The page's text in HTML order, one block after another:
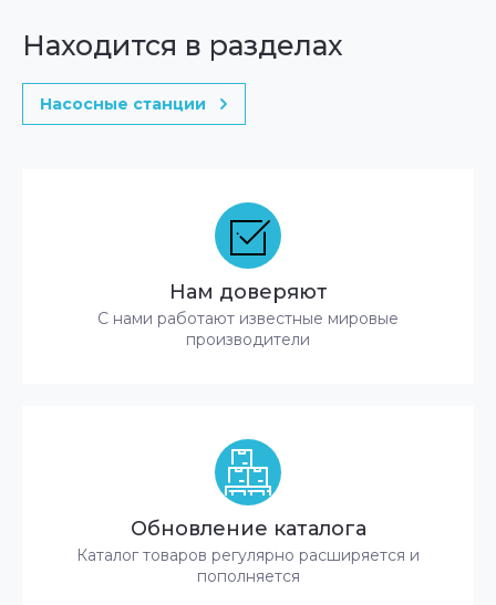
Находится в разделах
Насосные станции
Нам доверяют
С нами работают известные мировые
производители
Обновление каталога
Каталог товаров регулярно расширяется и
пополняется